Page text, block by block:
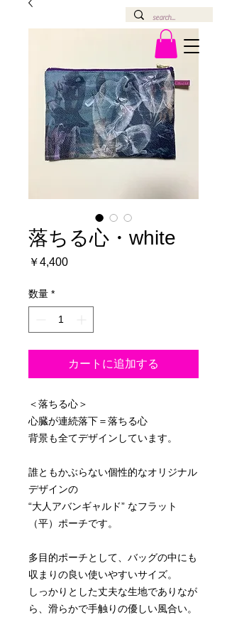
落ちる心・white
￥4,400価
数量 *
カートに追加する
＜落ちる心＞
心臓が連続落下＝落ちる心
背景も全てデザインしています。
誰ともかぶらない個性的なオリジナル
デザインの
“大人アバンギャルド” なフラット
（平）ポーチです。
多目的ポーチとして、バッグの中にも
収まりの良い使いやすいサイズ。
しっかりとした丈夫な生地でありなが
ら、滑らかで手触りの優しい風合い。